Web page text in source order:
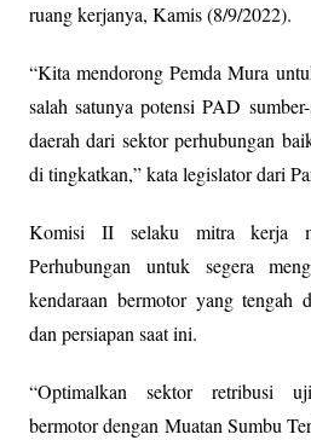
ruang kerjanya, Kamis (8/9/2022).
“Kita mendorong Pemda Mura
salah satunya potensi PAD
daerah dari sektor perhubungan
di tingkatkan,” kata legislator dari
Komisi II selaku mitra kerja
Perhubungan untuk segera
kendaraan bermotor yang tengah
dan persiapan saat ini.
“Optimalkan sektor retribusi
bermotor dengan Muatan Sumbu